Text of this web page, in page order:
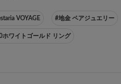
VOYAGE #地金 ペアジュエリー
ホワイトゴールド リング